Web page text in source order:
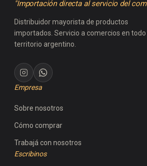
"Importación directa al servicio del
Distribuidor mayorista de productos
importados. Servicio a comercios en todo
territorio argentino.
Empresa
Sobre nosotros
Cómo comprar
Trabajá con nosotros
Escribinos